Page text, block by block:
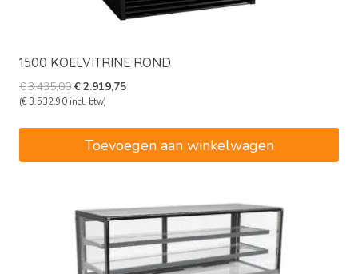
1500 KOELVITRINE ROND
€3.435,00Oorspronkelijke
prijs
€2.919,75Huidige
(€ 3.532,90 incl. btw)
Toevoegen aan winkelwagen